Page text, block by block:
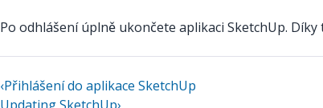
Po odhlášení úplně ukončete aplikaci SketchUp.
‹Přihlášení do aplikace SketchUp